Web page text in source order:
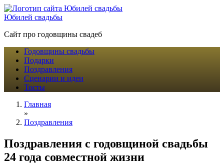
Юбилей свадьбы
Сайт про годовщины свадеб
Годовщины свадьбы
Подарки
Поздравления
Сценарии и идеи
Тосты
Главная
»
Поздравления
Поздравления с годовщиной свадьбы
24 года совместной жизни